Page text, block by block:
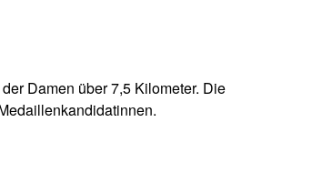
Damen über 7,5 Kilometer. Die